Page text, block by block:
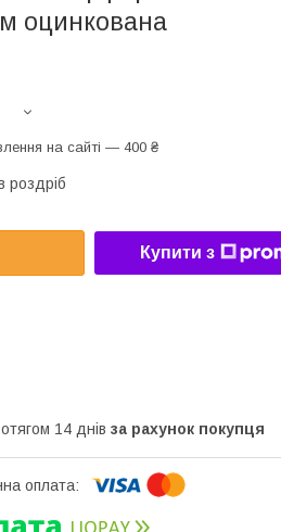
оцинкована
на сайті — 400 ₴
роздріб
Купити з
14 днів за рахунок покупця